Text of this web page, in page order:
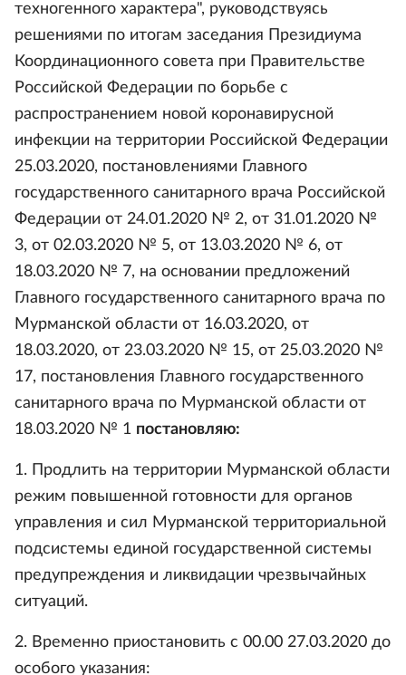
техногенного характера", руководствуясь
решениями по итогам заседания Президиума
Координационного совета при Правительстве
Российской Федерации по борьбе с
распространением новой коронавирусной
инфекции на территории Российской Федерации
25.03.2020, постановлениями Главного
государственного санитарного врача Российской
Федерации от 24.01.2020 № 2, от 31.01.2020 №
3, от 02.03.2020 № 5, от 13.03.2020 № 6, от
18.03.2020 № 7, на основании предложений
Главного государственного санитарного врача по
Мурманской области от 16.03.2020, от
18.03.2020, от 23.03.2020 № 15, от 25.03.2020 №
17, постановления Главного государственного
санитарного врача по Мурманской области от
18.03.2020 № 1 постановляю:
1. Продлить на территории Мурманской области
режим повышенной готовности для органов
управления и сил Мурманской территориальной
подсистемы единой государственной системы
предупреждения и ликвидации чрезвычайных
ситуаций.
2. Временно приостановить с 00.00 27.03.2020 до
особого указания: